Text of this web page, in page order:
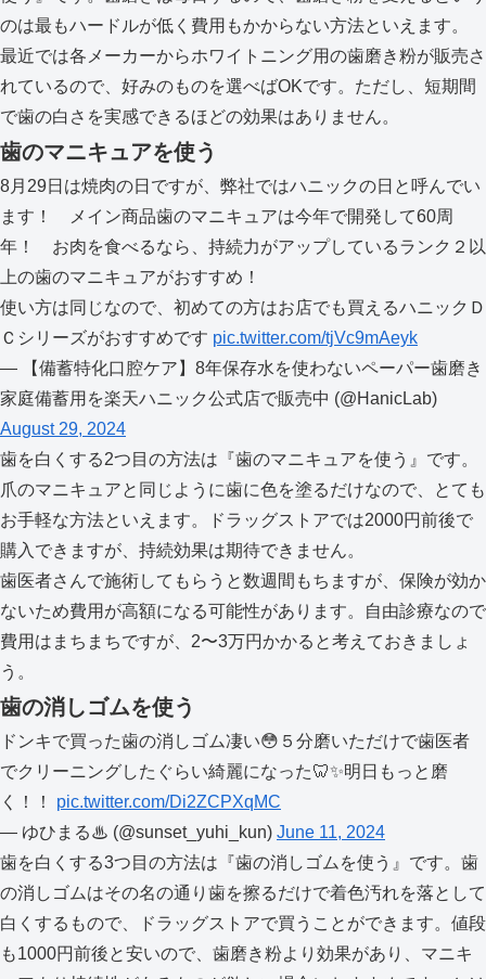
のは最もハードルが低く費用もかからない方法といえます。
最近では各メーカーからホワイトニング用の歯磨き粉が販売さ
れているので、好みのものを選べばOKです。ただし、短期間
で歯の白さを実感できるほどの効果はありません。
歯のマニキュアを使う
8月29日は焼肉の日ですが、弊社ではハニックの日と呼んでい
ます！ メイン商品歯のマニキュアは今年で開発して60周
年！ お肉を食べるなら、持続力がアップしているランク２以
上の歯のマニキュアがおすすめ！
使い方は同じなので、初めての方はお店でも買えるハニックＤ
Ｃシリーズがおすすめです pic.twitter.com/tjVc9mAeyk
— 【備蓄特化口腔ケア】8年保存水を使わないペーパー歯磨き
家庭備蓄用を楽天ハニック公式店で販売中 (@HanicLab)
August 29, 2024
歯を白くする2つ目の方法は『歯のマニキュアを使う』です。
爪のマニキュアと同じように歯に色を塗るだけなので、とても
お手軽な方法といえます。ドラッグストアでは2000円前後で
購入できますが、持続効果は期待できません。
歯医者さんで施術してもらうと数週間もちますが、保険が効か
ないため費用が高額になる可能性があります。自由診療なので
費用はまちまちですが、2〜3万円かかると考えておきましょ
う。
歯の消しゴムを使う
ドンキで買った歯の消しゴム凄い😳５分磨いただけで歯医者
でクリーニングしたぐらい綺麗になった🦷✨明日もっと磨
く！！ pic.twitter.com/Di2ZCPXqMC
— ゆひまる♨ (@sunset_yuhi_kun) June 11, 2024
歯を白くする3つ目の方法は『歯の消しゴムを使う』です。歯
の消しゴムはその名の通り歯を擦るだけで着色汚れを落として
白くするもので、ドラッグストアで買うことができます。値段
も1000円前後と安いので、歯磨き粉より効果があり、マニキ